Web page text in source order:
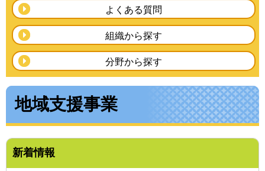
よくある質問
組織から探す
分野から探す
地域支援事業
新着情報